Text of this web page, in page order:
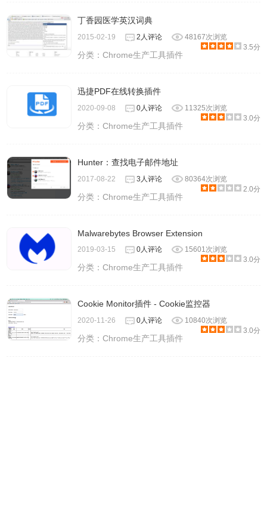
丁香园医学英汉词典
2015-02-19 2人评论
48167次浏览
3.5分
分类：Chrome生产工具插件
迅捷PDF在线转换插件
2020-09-08 0人评论
11325次浏览
3.0分
分类：Chrome生产工具插件
Hunter：查找电子邮件地址
2017-08-22 3人评论
80364次浏览
2.0分
分类：Chrome生产工具插件
Malwarebytes Browser Extension
2019-03-15 0人评论
15601次浏览
3.0分
分类：Chrome生产工具插件
Cookie Monitor插件 - Cookie监控器
2020-11-26 0人评论
10840次浏览
3.0分
分类：Chrome生产工具插件